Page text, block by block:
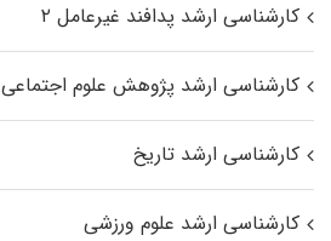
کارشناسی ارشد پدافند غیرعامل ۲
کارشناسی ارشد پژوهش علوم اجتماعی
کارشناسی ارشد تاریخ
کارشناسی ارشد علوم ورزشی